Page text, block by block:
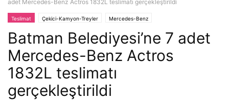
adet Mercedes-Benz Actros 1832L teslimatı gerçekleştirildi
Teslimat Çekici-Kamyon-Treyler Mercedes-Benz
Batman Belediyesi’ne 7 adet
Mercedes-Benz Actros
1832L teslimatı
gerçekleştirildi